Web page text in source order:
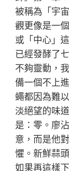
被稱為「宇
觀更像是一
或「中心」
已經發酵了
不夠靈動，
備一個不上
蠅都因為難
淡絕望的味
是：零。廖
意，而是他
懼。新鮮蒜
如果再這樣